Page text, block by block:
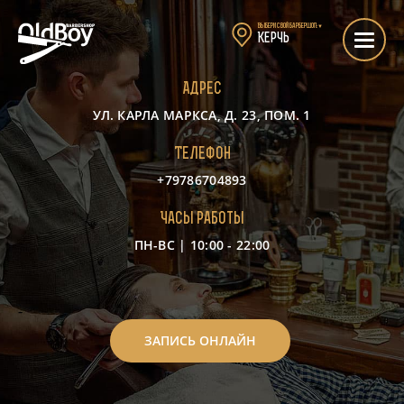
Выбери свой барбершоп:▼
Керчь
Адрес
УЛ. КАРЛА МАРКСА, Д. 23, ПОМ. 1
Телефон
+79786704893
Часы работы
ПН-ВС | 10:00 - 22:00
-
ЗАПИСЬ ОНЛАЙН